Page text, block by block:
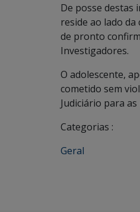
De posse destas
reside ao lado
de pronto
Investigadores.
O adolescente,
cometido sem
Judiciário para as
Categorias :
Geral